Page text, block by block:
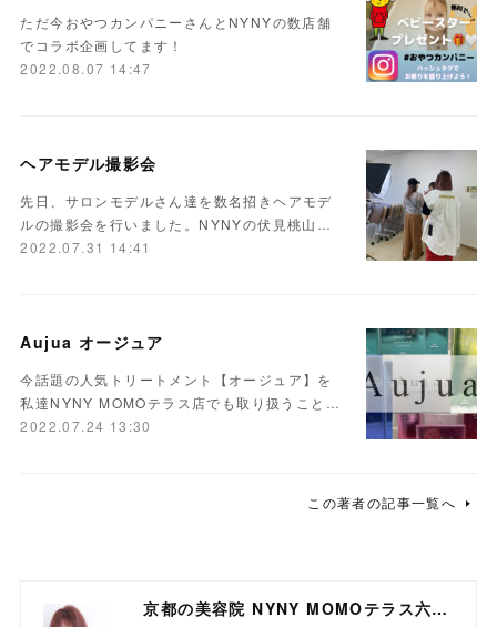
ただ今おやつカンパニーさんとNYNYの数店舗
でコラボ企画してます！
2022.08.07 14:47
ヘアモデル撮影会
先日、サロンモデルさん達を数名招きヘアモデ
ルの撮影会を行いました。NYNYの伏見桃山…
2022.07.31 14:41
Aujua オージュア
今話題の人気トリートメント【オージュア】を
私達NYNY MOMOテラス店でも取り扱うこと…
2022.07.24 13:30
この著者の記事一覧へ
京都の美容院 NYNY MOMOテラス六地蔵店